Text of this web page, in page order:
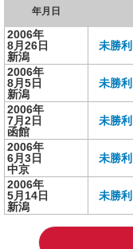
年月日
2006年
8月26日
新潟
未勝利
2006年
8月5日
新潟
未勝利
2006年
7月2日
函館
未勝利
2006年
6月3日
中京
未勝利
2006年
5月14日
新潟
未勝利